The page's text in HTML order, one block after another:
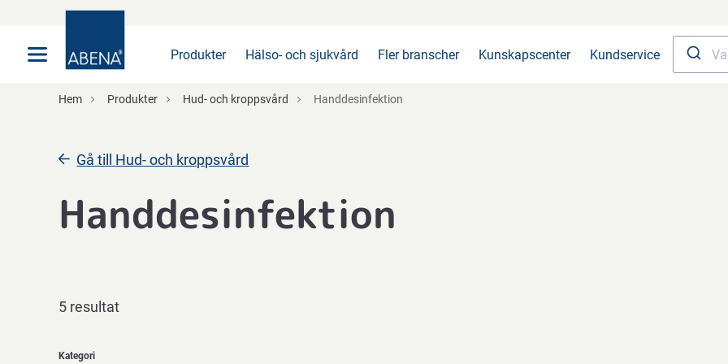
Produkter Hälso- och sjukvård Fler branscher Kunskapscenter Kundservice
Hem Produkter Hud- och kroppsvård Handdesinfektion
Gå till Hud- och kroppsvård
Handdesinfektion
5 resultat
Kategori